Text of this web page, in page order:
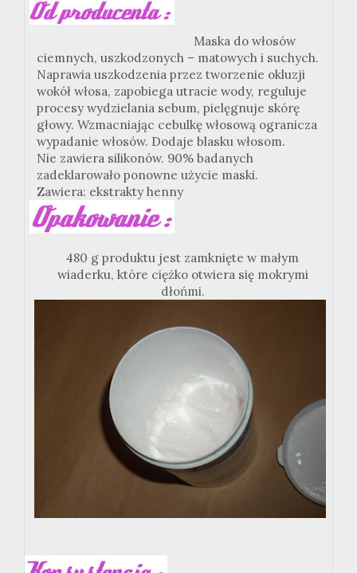
Maska do włosów
ciemnych, uszkodzonych – matowych i suchych.
Naprawia uszkodzenia przez tworzenie okluzji
wokół włosa, zapobiega utracie wody, reguluje
procesy wydzielania sebum, pielęgnuje skórę
głowy. Wzmacniając cebulkę włosową ogranicza
wypadanie włosów. Dodaje blasku włosom.
Nie zawiera silikonów. 90% badanych
zadeklarowało ponowne użycie maski.
Zawiera: ekstrakty henny
480 g produktu jest zamknięte w małym
wiaderku, które ciężko otwiera się mokrymi
dłońmi.